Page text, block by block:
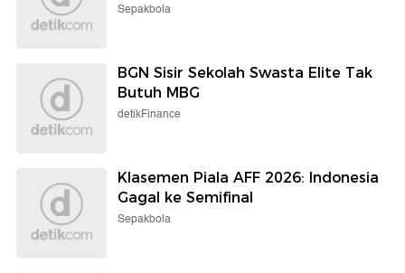
Sepakbola
BGN Sisir Sekolah Swasta Elite Tak
Butuh MBG
detikFinance
Klasemen Piala AFF 2026: Indonesia
Gagal ke Semifinal
Sepakbola